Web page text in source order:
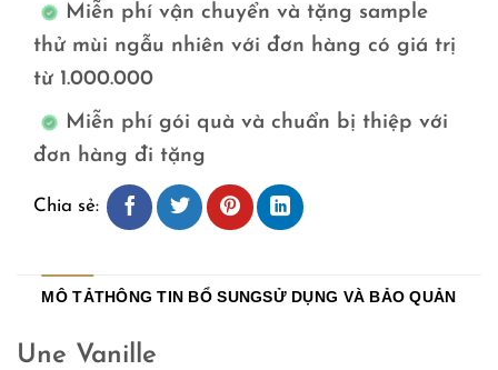
Miễn phí vận chuyển và tặng sample
thử mùi ngẫu nhiên với đơn hàng có giá trị
từ 1.000.000
Miễn phí gói quà và chuẩn bị thiệp với
đơn hàng đi tặng
Chia sẻ:
MÔ TẢTHÔNG TIN BỔ SUNGSỬ DỤNG VÀ BẢO QUẢN
Une Vanille